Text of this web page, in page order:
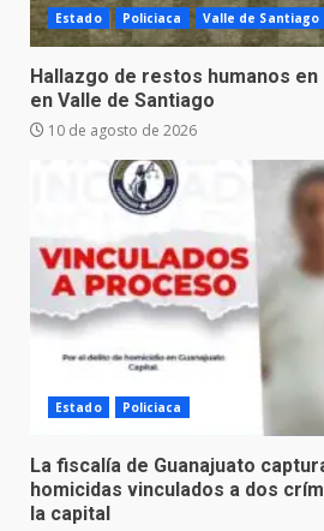
Estado Policiaca Valle de Santiago
Hallazgo de restos humanos
en Valle de Santiago
10 de agosto de 2026
Estado Policiaca
La fiscalía de Guanajuato
homicidas vinculados a dos
la capital